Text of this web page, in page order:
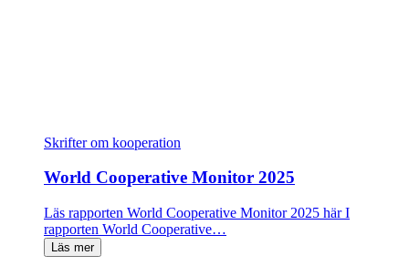
Skrifter om kooperation
World Cooperative Monitor 2025
Läs rapporten World Cooperative Monitor 2025 här I
rapporten World Cooperative…
Läs mer